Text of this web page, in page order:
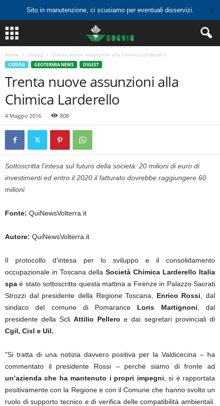
Sito in manutenzione, ci scusiamo per eventuali disservizi. ✕
Home Cosvig Trenta nuove assunzioni alla Chimica Larderello
COSVIG GEOTERMIA NEWS DIGEST
Trenta nuove assunzioni alla
Chimica Larderello
4 Maggio 2016 808
Sottoscritta l’intesa sul futuro della società: 20 milioni di euro di
investimenti ed entro il 2020 il fatturato dovrebbe raggiungere 60
milioni
Fonte: QuiNewsVolterra.it
Autore: QuiNewsVolterra.it
Il protocollo d’intesa per lo sviluppo e il consolidamento
occupazionale in Toscana della Società Chimica Larderello Italia
spa è stato sottoscritto questa mattina a Firenze in Palazzo Sacrati
Strozzi dal presidente della Regione Toscana, Enrico Rossi , dal
sindaco del comune di Pomarance Loris Martignoni , dal
presidente della Scli Attilio Pellero e dai segretari provinciali di
Cgil, Cisl e Uil.
"Si tratta di una notizia davvero positiva per la Valdicecina – ha
commentato il presidente Rossi – perché siamo di fronte ad
un’azienda che ha mantenuto i propri impegni , si è rapportata
positivamente con la Regione e con il Comune che hanno svolto un
ruolo di supporto tecnico e di verifica delle compatibilità ambientali.